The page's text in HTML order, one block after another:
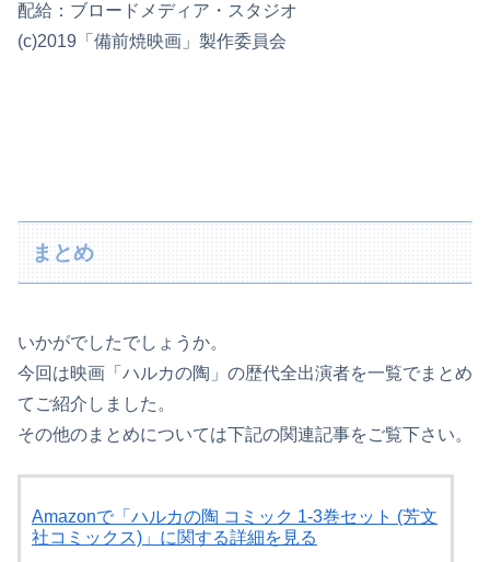
配給：ブロードメディア・スタジオ
(c)2019「備前焼映画」製作委員会
まとめ
いかがでしたでしょうか。
今回は映画「ハルカの陶」の歴代全出演者を一覧でまとめ
てご紹介しました。
その他のまとめについては下記の関連記事をご覧下さい。
Amazonで「ハルカの陶 コミック 1-3巻セット (芳文
社コミックス)」に関する詳細を見る